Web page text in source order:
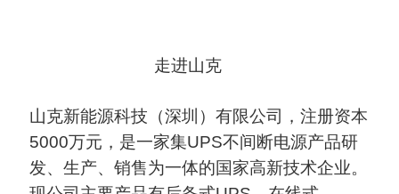
走进山克
山克新能源科技（深圳）有限公司，注册资本
5000万元，是一家集UPS不间断电源产品研
发、生产、销售为一体的国家高新技术企业。